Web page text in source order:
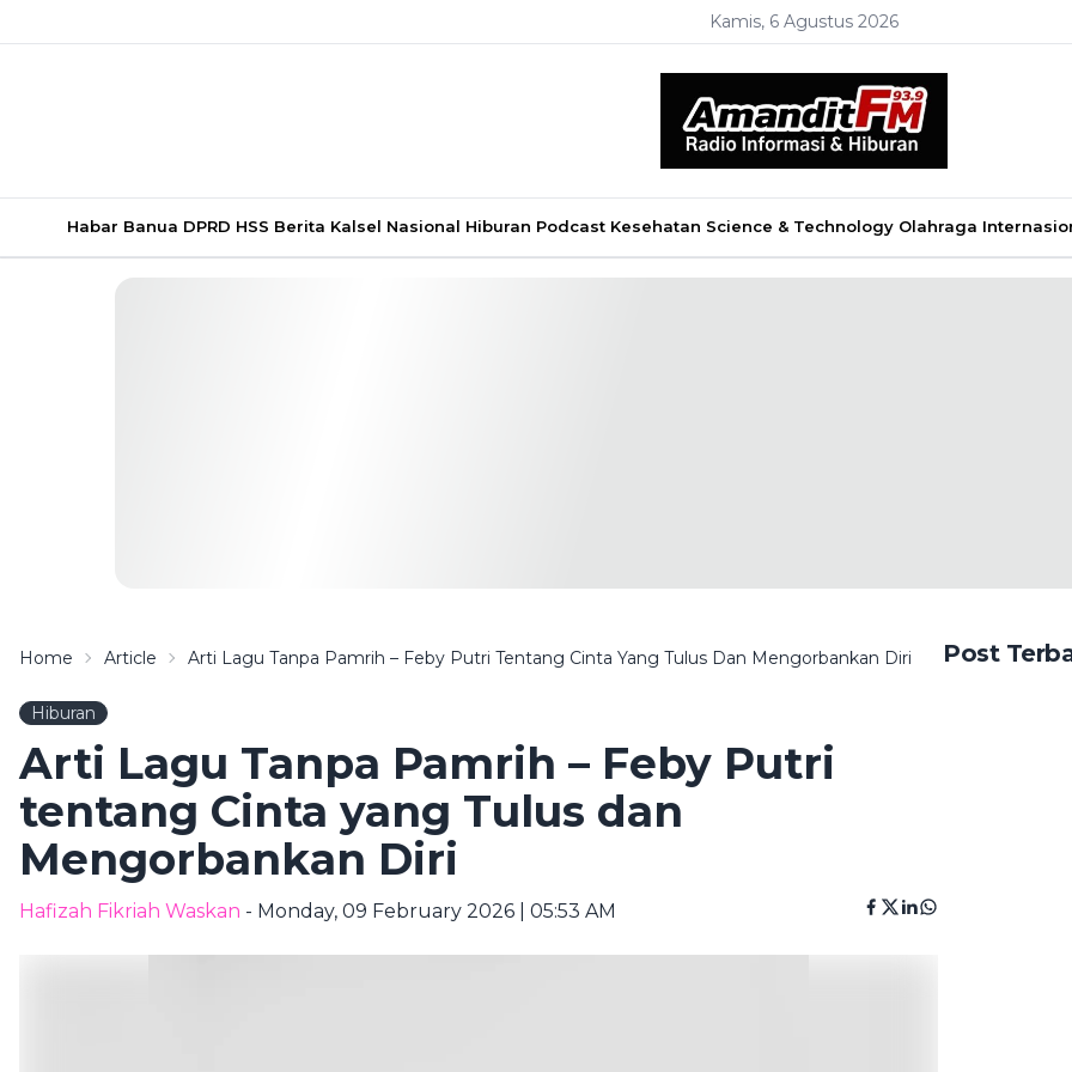
Kamis, 6 Agustus 2026
Habar Banua DPRD HSS Berita Kalsel Nasional Hiburan Podcast Kesehatan Science & Technology Olahraga
Home Article Arti Lagu Tanpa Pamrih – Feby Putri Tentang Cinta Yang Tulus Dan Mengorbankan Diri
Hiburan
Arti Lagu Tanpa Pamrih – Feby Putri
tentang Cinta yang Tulus dan
Mengorbankan Diri
Hafizah Fikriah Waskan - Monday, 09 February 2026 | 05:53 AM
Post